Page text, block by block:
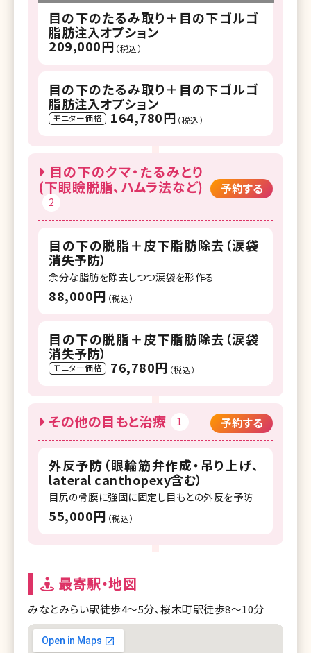
目の下のたるみ取り＋目の下ゴルゴ
脂肪注入オプション
209,000円 （税込）
目の下のたるみ取り＋目の下ゴルゴ
脂肪注入オプション
モニター価格 164,780円 （税込）
目の下のクマ・たるみとり
(下眼瞼脱脂、ハムラ法など)
2
予約する
目の下の脱脂＋皮下脂肪除去（涙袋
消失予防）
余分な脂肪を除去しつつ涙袋を形作る
88,000円 （税込）
目の下の脱脂＋皮下脂肪除去（涙袋
消失予防）
モニター価格 76,780円 （税込）
その他の目もと治療 1 予約する
外反予防（眼輪筋弁作成・吊り上げ、
lateral canthopexy含む）
目尻の骨膜に強固に固定し目もとの外反を予防
55,000円 （税込）
最寄駅・地図
みなとみらい駅徒歩4〜5分、桜木町駅徒歩8〜10分